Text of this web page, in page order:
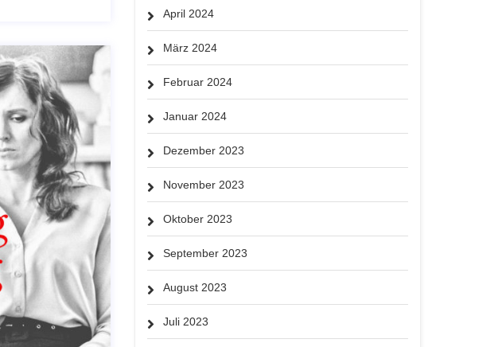
April 2024
März 2024
Februar 2024
Januar 2024
Dezember 2023
November 2023
Oktober 2023
September 2023
August 2023
Juli 2023